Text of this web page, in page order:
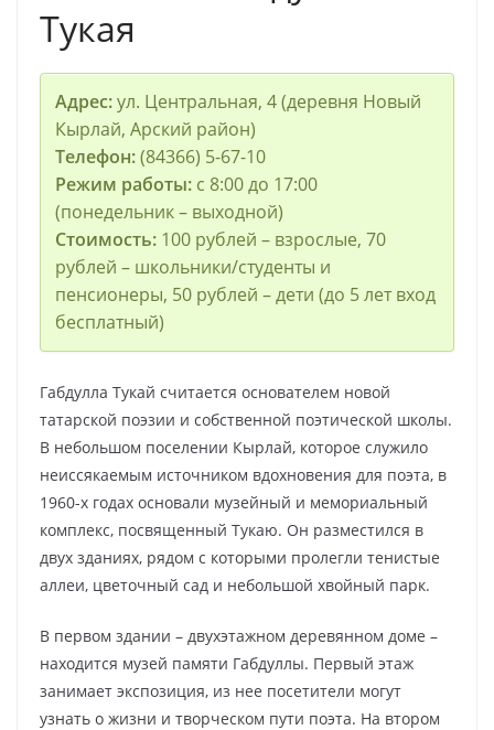
Тукая
Адрес:ул. Центральная, 4 (деревня Новый
Кырлай, Арский район)
Телефон:(84366) 5-67-10
Режим работы:с 8:00 до 17:00
(понедельник – выходной)
Стоимость: 100 рублей – взрослые, 70
рублей – школьники/студенты и
пенсионеры, 50 рублей – дети (до 5 лет вход
бесплатный)
Габдулла Тукай считается основателем новой
татарской поэзии и собственной поэтической школы.
В небольшом поселении Кырлай, которое служило
неиссякаемым источником вдохновения для поэта, в
1960-х годах основали музейный и мемориальный
комплекс, посвященный Тукаю. Он разместился в
двух зданиях, рядом с которыми пролегли тенистые
аллеи, цветочный сад и небольшой хвойный парк.
В первом здании – двухэтажном деревянном доме –
находится музей памяти Габдуллы. Первый этаж
занимает экспозиция, из нее посетители могут
узнать о жизни и творческом пути поэта. На втором